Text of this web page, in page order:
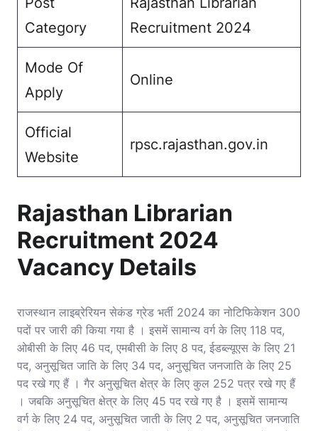
Category
Recruitment 2024
Mode Of
Apply
Online
Official
Website
rpsc.rajasthan.gov.in
Rajasthan Librarian
Recruitment 2024
Vacancy Details
राजस्थान लाइब्रेरियन सेकंड ग्रेड भर्ती 2024 का नोटिफिकेशन 300
पदों पर जारी की किया गया है । इसमें सामान्य वर्ग के लिए 118 पद,
ओबीसी के लिए 46 पद, एमबीसी के लिए 8 पद, ईडब्ल्यूएस के लिए 21
पद, अनुसूचित जाति के लिए 34 पद, अनुसूचित जनजाति के लिए 25
पद रखे गए हैं । गैर अनुसूचित क्षेत्र के लिए कुल 252 पत्र रखे गए हैं
। जबकि अनुसूचित क्षेत्र के लिए 45 पद रखे गए है । इसमें सामान्य
वर्ग के लिए 24 पद, अनुसूचित जाती के लिए 2 पद, अनुसूचित जनजाति